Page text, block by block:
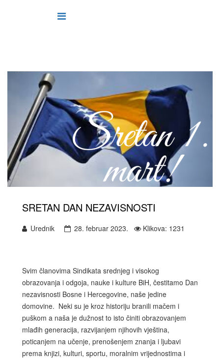
SRETAN DAN NEZAVISNOSTI
Urednik 28. februar 2023. Klikova: 1231
Svim članovima Sindikata srednjeg i visokog
obrazovanja i odgoja, nauke i kulture BiH, čestitamo Dan
nezavisnosti Bosne i Hercegovine, naše jedine
domovine. Neki su je kroz historiju branili mačem i
puškom a naša je dužnost to isto činiti obrazovanjem
mlađih generacija, razvijanjem njihovih vještina,
poticanjem na učenje, prenošenjem znanja i ljubavi
prema knjizi, kulturi, sportu, moralnim vrijednostima i